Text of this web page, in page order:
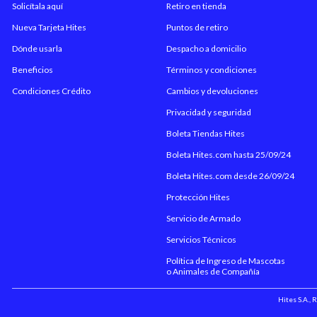
Solicítala aquí
Nueva Tarjeta Hites
Dónde usarla
Beneficios
Condiciones Crédito
Retiro en tienda
Puntos de retiro
Despacho a domicilio
Términos y condiciones
Cambios y devoluciones
Privacidad y seguridad
Boleta Tiendas Hites
Boleta Hites.com hasta 25/09/24
Boleta Hites.com desde 26/09/24
Protección Hites
Servicio de Armado
Servicios Técnicos
Política de Ingreso de Mascotas
o Animales de Compañía
Hites S.A.,